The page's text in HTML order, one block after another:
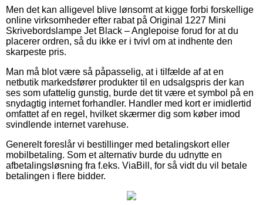
Men det kan alligevel blive lønsomt at kigge forbi forskellige
online virksomheder efter rabat på Original 1227 Mini
Skrivebordslampe Jet Black – Anglepoise forud for at du
placerer ordren, så du ikke er i tvivl om at indhente den
skarpeste pris.
Man må blot være så påpasselig, at i tilfælde af at en
netbutik markedsfører produkter til en udsalgspris der kan
ses som ufattelig gunstig, burde det tit være et symbol på en
snydagtig internet forhandler. Handler med kort er imidlertid
omfattet af en regel, hvilket skærmer dig som køber imod
svindlende internet varehuse.
Generelt foreslår vi bestillinger med betalingskort eller
mobilbetaling. Som et alternativ burde du udnytte en
afbetalingsløsning fra f.eks. ViaBill, for så vidt du vil betale
betalingen i flere bidder.